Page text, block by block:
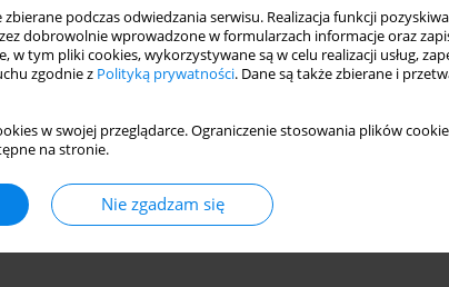
podczas odwiedzania serwisu. Realizacja funkcji
dobrowolnie wprowadzone w formularzach informacje oraz
w tym pliki cookies, wykorzystywane są w celu realizacji usług,
zgodnie z Polityką prywatności. Dane są także zbierane i
w swojej przeglądarce. Ograniczenie stosowania plików
na stronie.
Nie zgadzam się